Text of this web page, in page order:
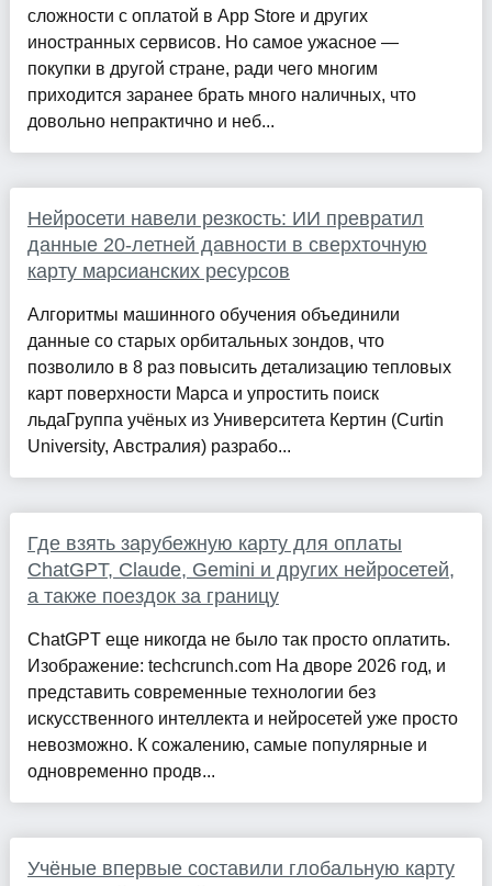
сложности с оплатой в App Store и других
иностранных сервисов. Но самое ужасное —
покупки в другой стране, ради чего многим
приходится заранее брать много наличных, что
довольно непрактично и неб...
Нейросети навели резкость: ИИ превратил
данные 20-летней давности в сверхточную
карту марсианских ресурсов
Алгоритмы машинного обучения объединили
данные со старых орбитальных зондов, что
позволило в 8 раз повысить детализацию тепловых
карт поверхности Марса и упростить поиск
льдаГруппа учёных из Университета Кертин (Curtin
University, Австралия) разрабо...
Где взять зарубежную карту для оплаты
ChatGPT, Claude, Gemini и других нейросетей,
а также поездок за границу
ChatGPT еще никогда не было так просто оплатить.
Изображение: techcrunch.com На дворе 2026 год, и
представить современные технологии без
искусственного интеллекта и нейросетей уже просто
невозможно. К сожалению, самые популярные и
одновременно продв...
Учёные впервые составили глобальную карту